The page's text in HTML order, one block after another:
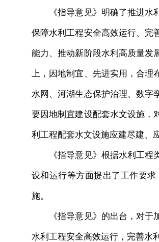
《指导意见》明确了推进水利
保障水利工程安全高效运行、完
能力、推动新阶段水利高质量发
上，因地制宜、先进实用，合理
水网、河湖生态保护治理、数字
要因地制宜建设配套水文设施，
利工程配套水文设施应建尽建、
《指导意见》根据水利工程类
设和运行等方面提出了工作要
施。
《指导意见》的出台，对于加
水利工程安全高效运行，完善水